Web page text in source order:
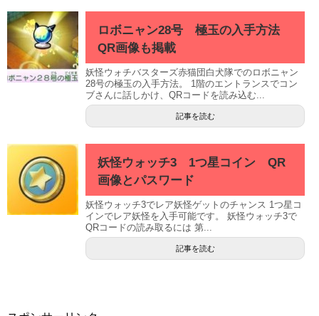
ロボニャン28号 極玉の入手方法
QR画像も掲載
妖怪ウォチバスターズ赤猫団白犬隊でのロボニャン
28号の極玉の入手方法。 1階のエントランスでコン
ブさんに話しかけ、QRコードを読み込む...
記事を読む
妖怪ウォッチ3 1つ星コイン QR
画像とパスワード
妖怪ウォッチ3でレア妖怪ゲットのチャンス 1つ星コ
インでレア妖怪を入手可能です。 妖怪ウォッチ3で
QRコードの読み取るには 第...
記事を読む